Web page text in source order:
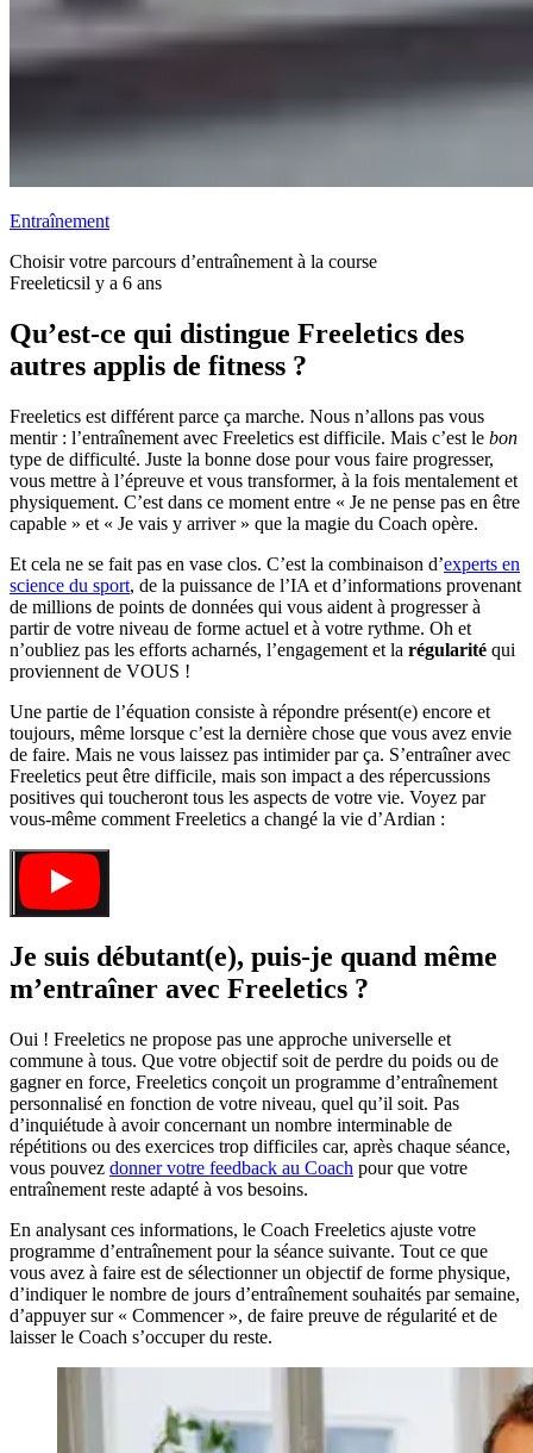
Entraînement
Choisir votre parcours d’entraînement à la course
Freeleticsil y a 6 ans
Qu’est-ce qui distingue Freeletics des
autres applis de fitness ?
Freeletics est différent parce ça marche. Nous n’allons pas vous
mentir : l’entraînement avec Freeletics est difficile. Mais c’est le bon
type de difficulté. Juste la bonne dose pour vous faire progresser,
vous mettre à l’épreuve et vous transformer, à la fois mentalement et
physiquement. C’est dans ce moment entre « Je ne pense pas en être
capable » et « Je vais y arriver » que la magie du Coach opère.
Et cela ne se fait pas en vase clos. C’est la combinaison d’experts en
science du sport, de la puissance de l’IA et d’informations provenant
de millions de points de données qui vous aident à progresser à
partir de votre niveau de forme actuel et à votre rythme. Oh et
n’oubliez pas les efforts acharnés, l’engagement et la régularité qui
proviennent de VOUS !
Une partie de l’équation consiste à répondre présent(e) encore et
toujours, même lorsque c’est la dernière chose que vous avez envie
de faire. Mais ne vous laissez pas intimider par ça. S’entraîner avec
Freeletics peut être difficile, mais son impact a des répercussions
positives qui toucheront tous les aspects de votre vie. Voyez par
vous-même comment Freeletics a changé la vie d’Ardian :
Je suis débutant(e), puis-je quand même
m’entraîner avec Freeletics ?
Oui ! Freeletics ne propose pas une approche universelle et
commune à tous. Que votre objectif soit de perdre du poids ou de
gagner en force, Freeletics conçoit un programme d’entraînement
personnalisé en fonction de votre niveau, quel qu’il soit. Pas
d’inquiétude à avoir concernant un nombre interminable de
répétitions ou des exercices trop difficiles car, après chaque séance,
vous pouvez donner votre feedback au Coach pour que votre
entraînement reste adapté à vos besoins.
En analysant ces informations, le Coach Freeletics ajuste votre
programme d’entraînement pour la séance suivante. Tout ce que
vous avez à faire est de sélectionner un objectif de forme physique,
d’indiquer le nombre de jours d’entraînement souhaités par semaine,
d’appuyer sur « Commencer », de faire preuve de régularité et de
laisser le Coach s’occuper du reste.